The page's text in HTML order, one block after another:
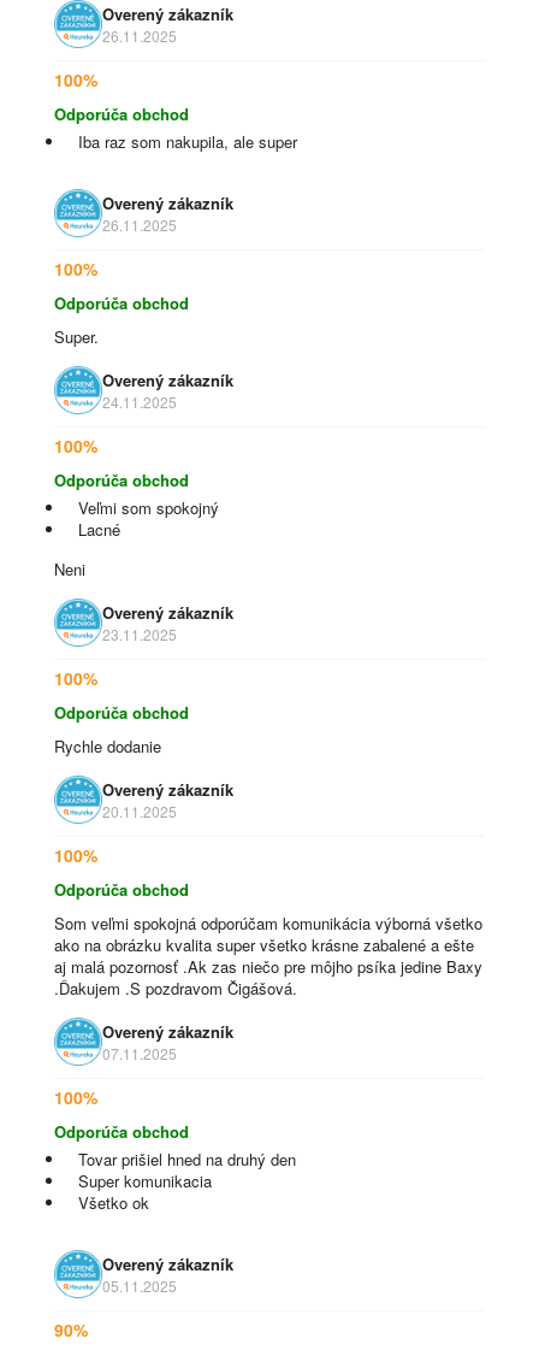
Overený zákazník
26.11.2025
100%
Odporúča obchod
Iba raz som nakupila, ale super
Overený zákazník
26.11.2025
100%
Odporúča obchod
Super.
Overený zákazník
24.11.2025
100%
Odporúča obchod
Veľmi som spokojný
Lacné
Neni
Overený zákazník
23.11.2025
100%
Odporúča obchod
Rychle dodanie
Overený zákazník
20.11.2025
100%
Odporúča obchod
Som veľmi spokojná odporúčam komunikácia výborná všetko
ako na obrázku kvalita super všetko krásne zabalené a ešte
aj malá pozornosť .Ak zas niečo pre môjho psíka jedine Baxy
.Ďakujem .S pozdravom Čigášová.
Overený zákazník
07.11.2025
100%
Odporúča obchod
Tovar prišiel hned na druhý den
Super komunikacia
Všetko ok
Overený zákazník
05.11.2025
90%